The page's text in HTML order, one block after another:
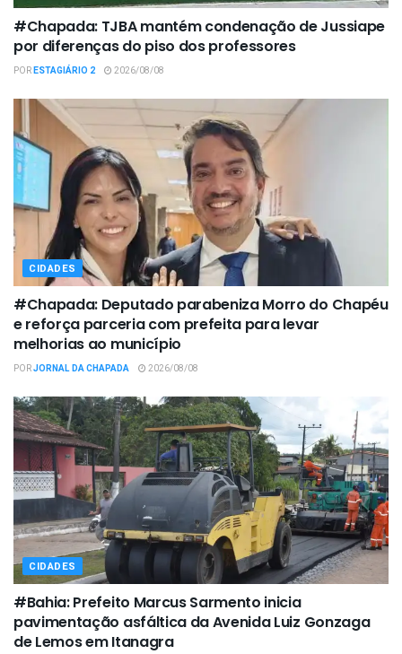
#Chapada: TJBA mantém condenação de Jussiape
por diferenças do piso dos professores
PORESTAGIÁRIO 2 2026/08/08
CIDADES
#Chapada: Deputado parabeniza Morro do Chapéu
e reforça parceria com prefeita para levar
melhorias ao município
PORJORNAL DA CHAPADA 2026/08/08
CIDADES
#Bahia: Prefeito Marcus Sarmento inicia
pavimentação asfáltica da Avenida Luiz Gonzaga
de Lemos em Itanagra